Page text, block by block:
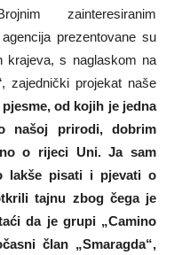
zainteresiranim
prezentovane su
krajeva, s naglaskom na
zajednički projekat naše
od kojih je jedna
našoj prirodi, dobrim
o rijeci Uni. Ja sam
lakše pisati i pjevati o
tajnu zbog čega je
da je grupi „Camino
član „Smaragda“,